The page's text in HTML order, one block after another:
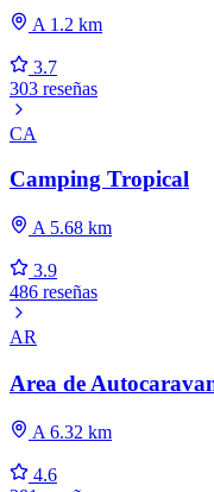
A 1.2 km
3.7
303 reseñas
CA
Camping Tropical
A 5.68 km
3.9
486 reseñas
AR
Area de
A 6.32 km
4.6